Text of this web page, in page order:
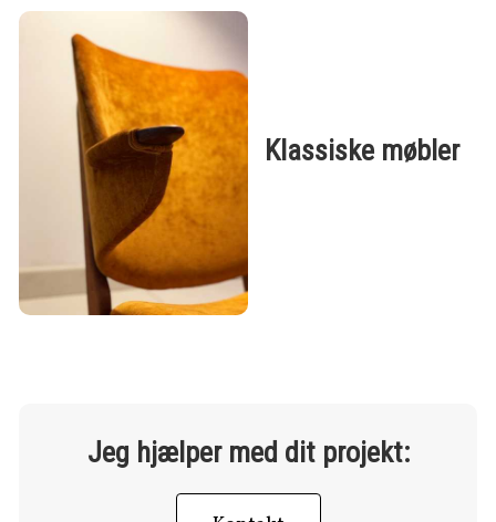
Klassiske møbler
Jeg hjælper med dit projekt: